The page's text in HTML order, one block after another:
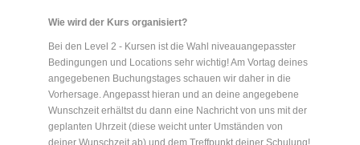
Wie wird der Kurs organisiert?
Bei den Level 2 - Kursen ist die Wahl niveauangepasster
Bedingungen und Locations sehr wichtig! Am Vortag deines
angegebenen Buchungstages schauen wir daher in die
Vorhersage. Angepasst hieran und an deine angegebene
Wunschzeit erhältst du dann eine Nachricht von uns mit der
geplanten Uhrzeit (diese weicht unter Umständen von
deiner Wunschzeit ab) und dem Treffpunkt deiner Schulung!